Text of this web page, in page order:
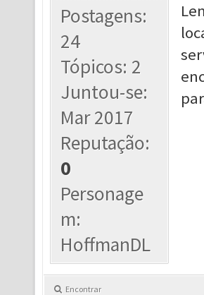
Postagens:
24
Tópicos: 2
Juntou-se:
Mar 2017
Reputação:
0
Personage
m:
HoffmanDL
Encontrar